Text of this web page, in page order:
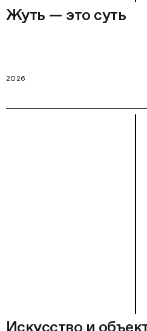
Жуть — это суть
2026
Искусство и